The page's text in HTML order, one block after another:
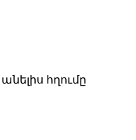
հղումը